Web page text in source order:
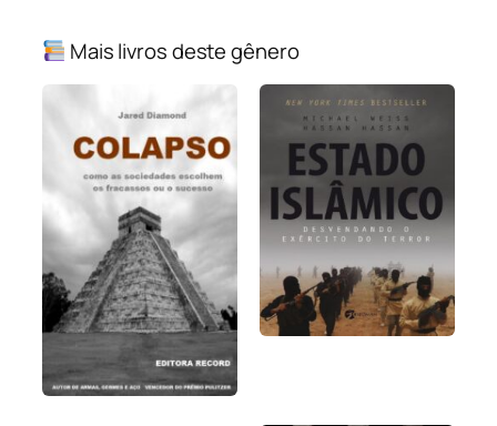
Mais livros deste gênero